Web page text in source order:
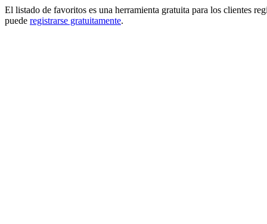
El listado de favoritos es una herramienta gratuita para los clientes
puede registrarse gratuitamente.